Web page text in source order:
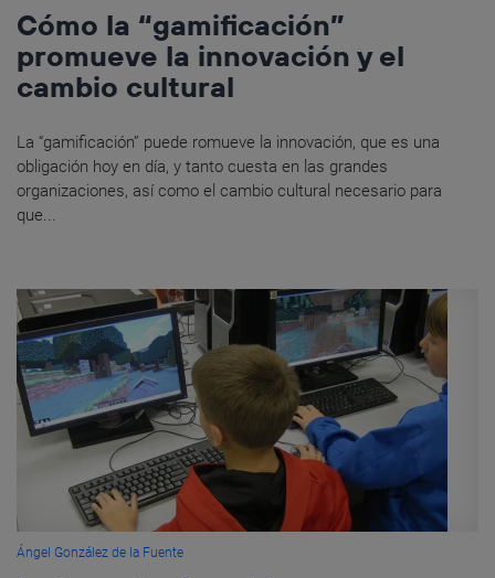
Cómo la “gamificación”
promueve la innovación y el
cambio cultural
La “gamificación” puede romueve la innovación, que es una
obligación hoy en día, y tanto cuesta en las grandes
organizaciones, así como el cambio cultural necesario para
que...
Ángel González de la Fuente